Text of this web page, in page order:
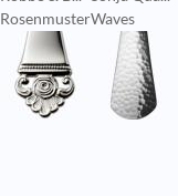
RosenmusterWaves